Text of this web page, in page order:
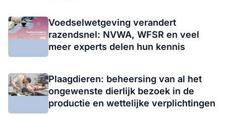
Voedselwetgeving verandert
razendsnel: NVWA, WFSR en veel
meer experts delen hun kennis
Plaagdieren: beheersing van al het
ongewenste dierlijk bezoek in de
productie en wettelijke verplichtingen